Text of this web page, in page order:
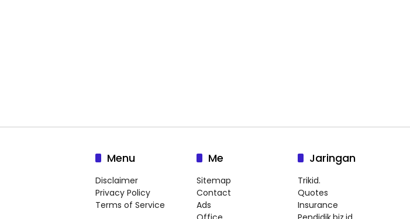
Menu
Disclaimer
Privacy Policy
Terms of Service
Me
Sitemap
Contact
Ads
Jaringan
Trikid.
Quotes
Insurance